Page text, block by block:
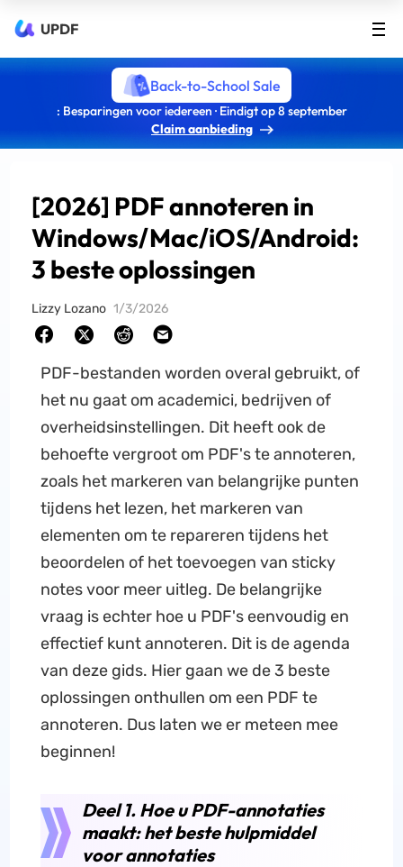
UPDF
Back-to-School Sale
: Besparingen voor iedereen · Eindigt op 8 september
Claim aanbieding
[2026] PDF annoteren in
Windows/Mac/iOS/Android:
3 beste oplossingen
Lizzy Lozano 1/3/2026
PDF-bestanden worden overal gebruikt, of
het nu gaat om academici, bedrijven of
overheidsinstellingen. Dit heeft ook de
behoefte vergroot om PDF's te annoteren,
zoals het markeren van belangrijke punten
tijdens het lezen, het markeren van
elementen om te repareren tijdens het
beoordelen of het toevoegen van sticky
notes voor meer uitleg. De belangrijke
vraag is echter hoe u PDF's eenvoudig en
effectief kunt annoteren. Dit is de agenda
van deze gids. Hier gaan we de 3 beste
oplossingen onthullen om een ​​PDF te
annoteren. Dus laten we er meteen mee
beginnen!
Deel 1. Hoe u PDF-annotaties
maakt: het beste hulpmiddel
voor annotaties